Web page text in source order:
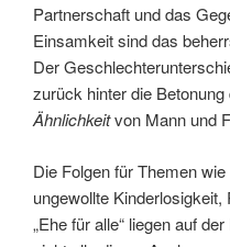
Partnerschaft und das
Einsamkeit sind das
Der
zurück hinter die Betonung
Ähnlichkeitvon Mann und
Die Folgen für Themen
ungewollte
„Ehe für alle“ liegen auf